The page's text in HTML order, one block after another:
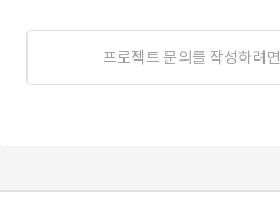
프로젝트 문의를 작성하려면